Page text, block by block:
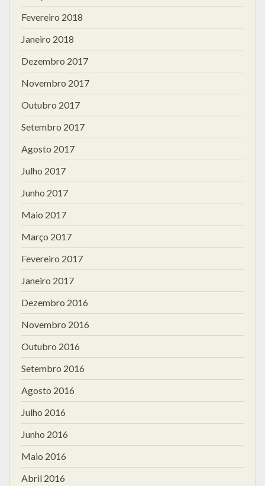
Fevereiro 2018
Janeiro 2018
Dezembro 2017
Novembro 2017
Outubro 2017
Setembro 2017
Agosto 2017
Julho 2017
Junho 2017
Maio 2017
Março 2017
Fevereiro 2017
Janeiro 2017
Dezembro 2016
Novembro 2016
Outubro 2016
Setembro 2016
Agosto 2016
Julho 2016
Junho 2016
Maio 2016
Abril 2016